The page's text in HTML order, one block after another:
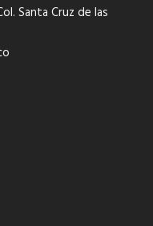
Santa Cruz de las